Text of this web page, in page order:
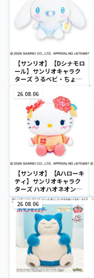
【サンリオ】【Dシナモロ
ール】サンリオキャラク
ターズ うるベビ・ちょい
26.08.06
【サンリオ】【Aハローキ
ティ】サンリオキャラク
ターズ ハオハオネオンタ
ウンドールBIGタイプ1
26.08.06